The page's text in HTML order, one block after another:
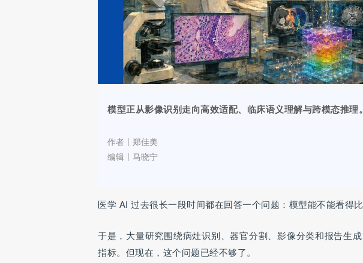
模型正从影像识别走向高效适配、临床语义理解与跨模态推理。
作者丨郑佳美
编辑丨马晓宁
医学 AI 过去很长一段时间都在回答一个问题：模型能不能看得
于是，大量研究围绕病灶识别、器官分割、影像分类和报告生
指标。但现在，这个问题已经不够了。